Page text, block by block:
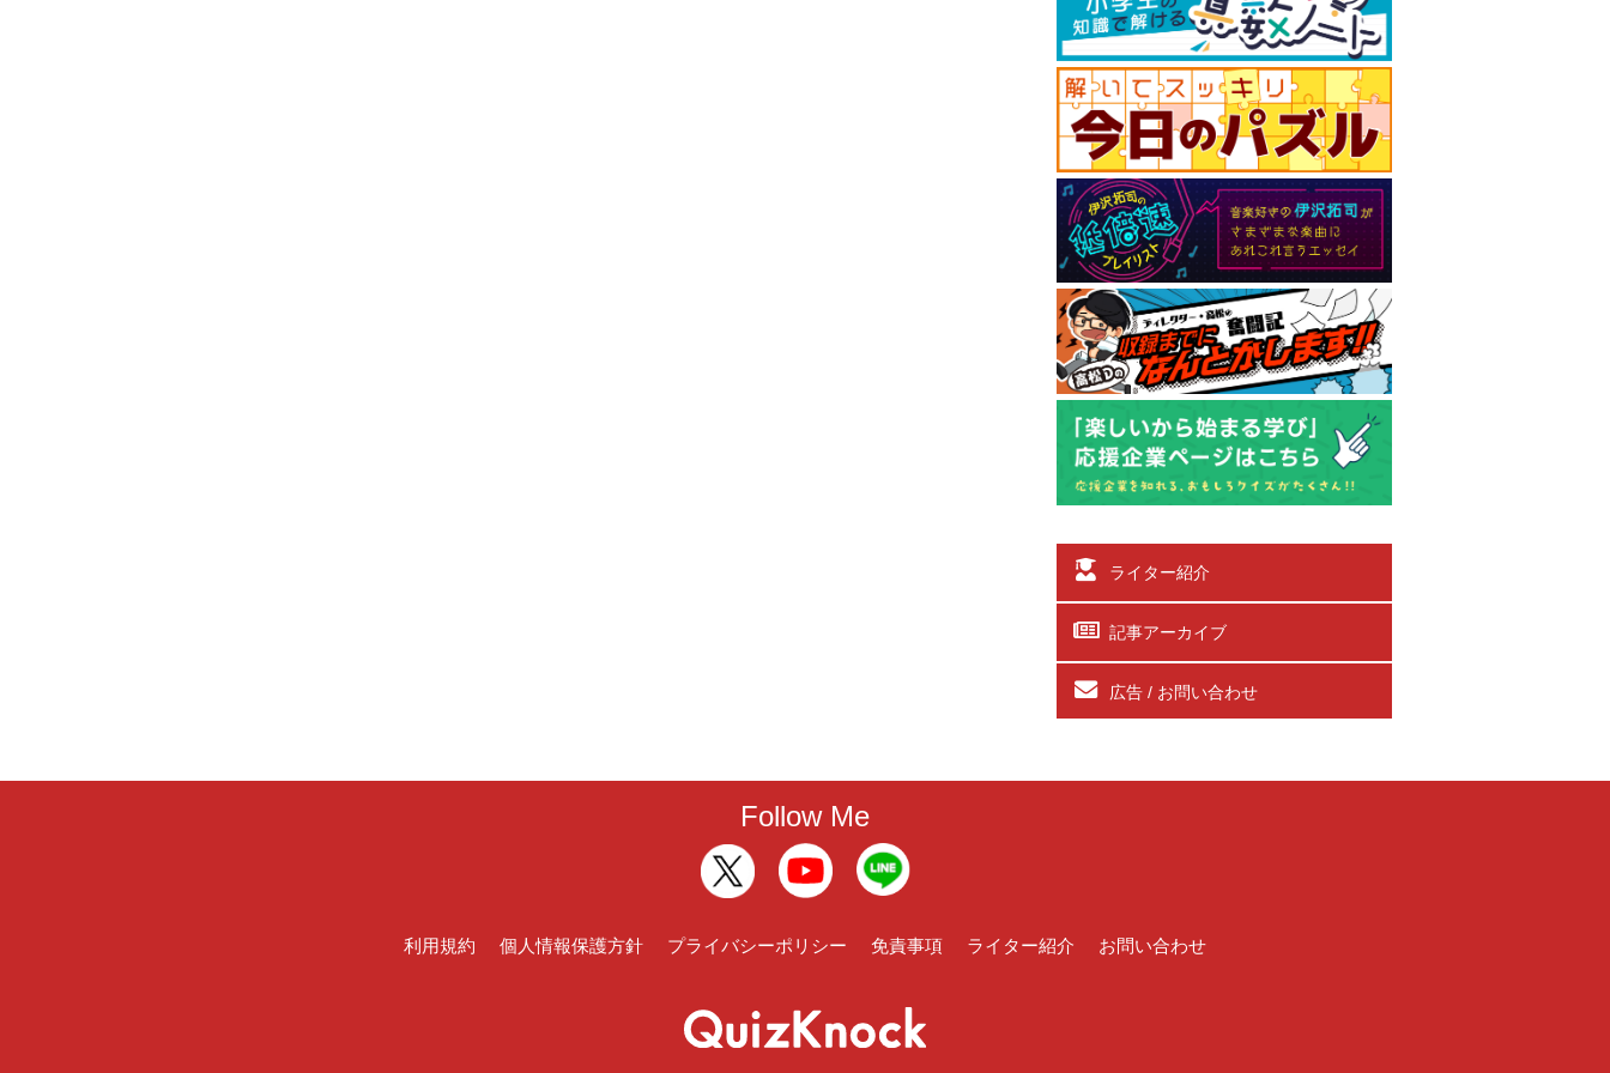
ライター紹介
記事アーカイブ
広告 / お問い合わせ
Follow Me
利用規約 個人情報保護方針 プライバシーポリシー 免責事項 ライター紹介 お問い合わせ